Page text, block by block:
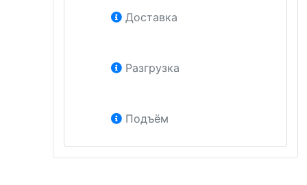
Доставка
Разгрузка
Подъём